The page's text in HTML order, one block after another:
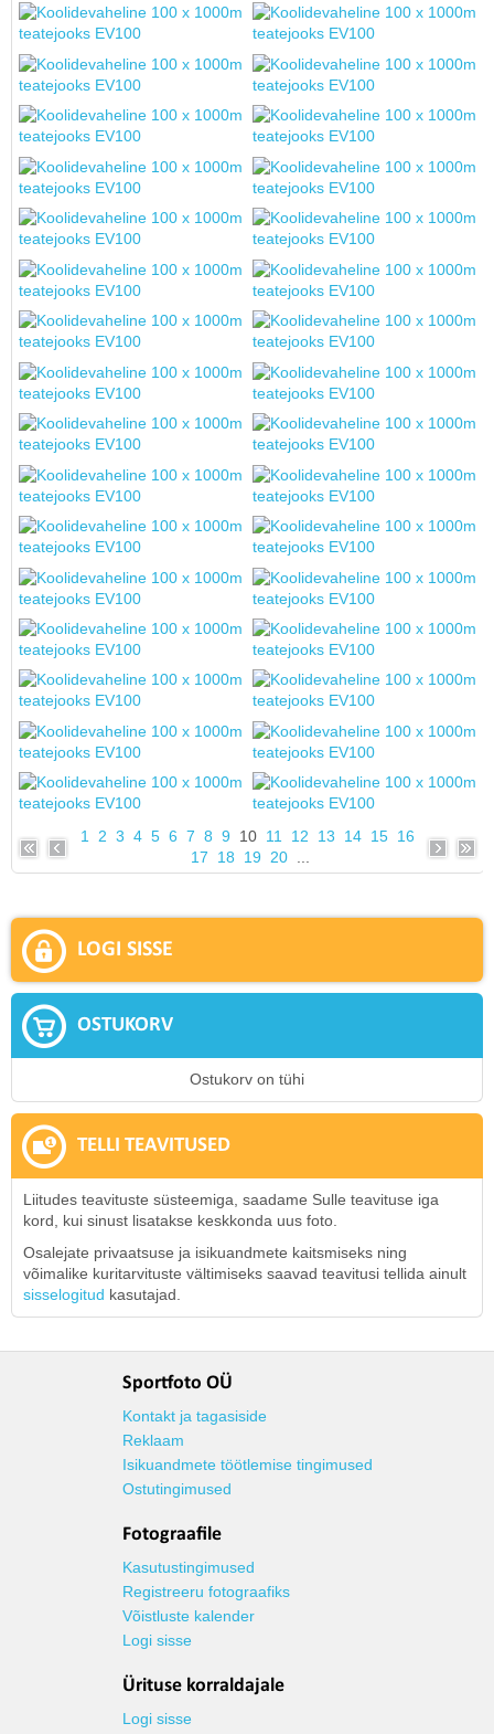
1 2 3 4 5 6 7 8 9 10 11 12 13 14 15 16
17
18 19 20...
LOGI SISSE
OSTUKORV
Ostukorv on tühi
TELLI TEAVITUSED
Liitudes teavituste süsteemiga, saadame Sulle teavituse iga
kord, kui sinust lisatakse keskkonda uus foto.
Osalejate privaatsuse ja isikuandmete kaitsmiseks ning
võimalike kuritarvituste vältimiseks saavad teavitusi tellida ainult
sisselogitud kasutajad.
Sportfoto OÜ
Kontakt ja tagasiside
Reklaam
Isikuandmete töötlemise tingimused
Ostutingimused
Fotograafile
Kasutustingimused
Registreeru fotograafiks
Võistluste kalender
Logi sisse
Ürituse korraldajale
Logi sisse